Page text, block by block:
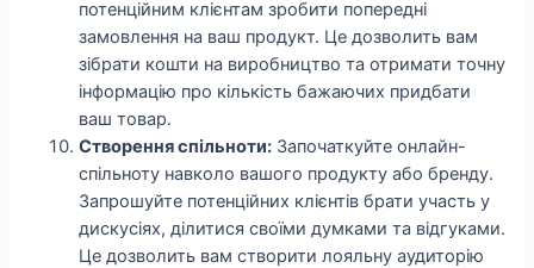
потенційним клієнтам зробити попередні
замовлення на ваш продукт. Це дозволить вам
зібрати кошти на виробництво та отримати точну
інформацію про кількість бажаючих придбати
ваш товар.
Створення спільноти: Започаткуйте онлайн-
спільноту навколо вашого продукту або бренду.
Запрошуйте потенційних клієнтів брати участь у
дискусіях, ділитися своїми думками та відгуками.
Це дозволить вам створити лояльну аудиторію